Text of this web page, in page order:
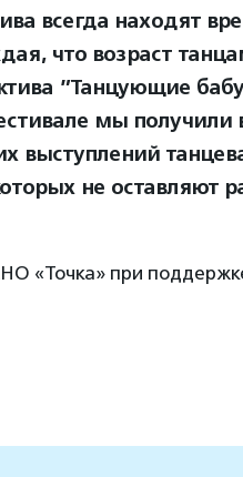
всегда находят
что возраст
”Танцующие
мы получили
выступлений
не оставляют
«Точка» при